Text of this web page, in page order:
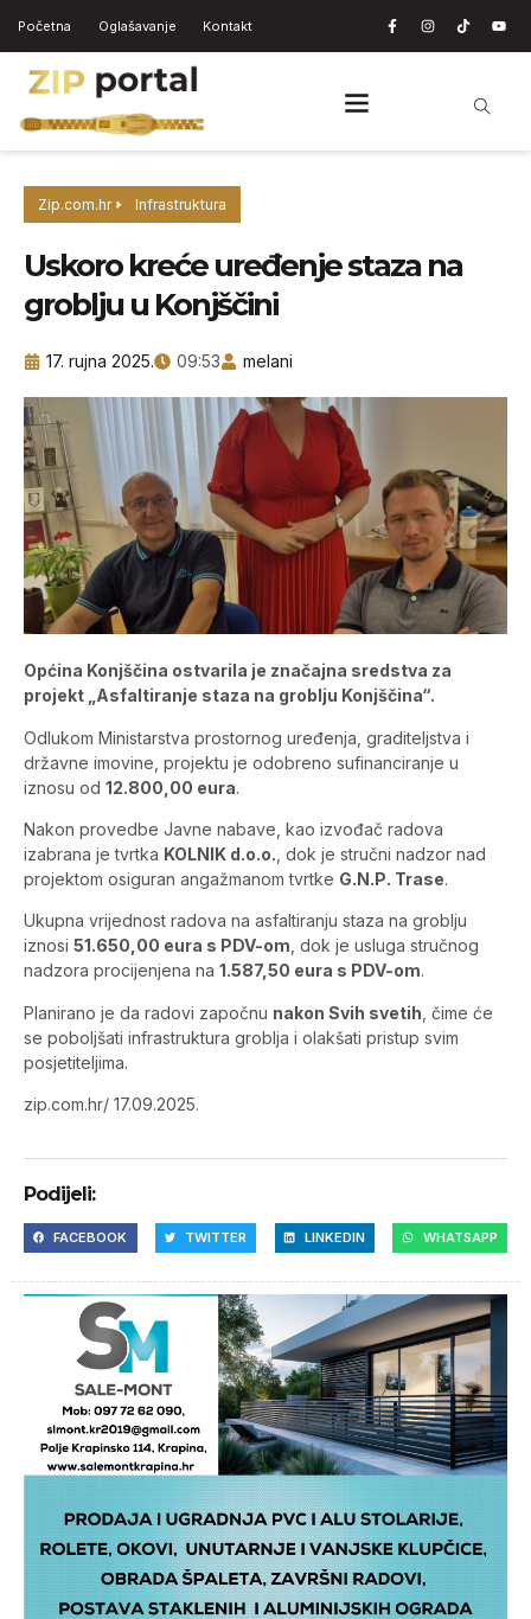
Početna Oglašavanje Kontakt
Zip.com.hr Infrastruktura
Uskoro kreće uređenje staza na
groblju u Konjščini
17. rujna 2025. 09:53 melani
Općina Konjščina ostvarila je značajna sredstva za
projekt „Asfaltiranje staza na groblju Konjščina“.
Odlukom Ministarstva prostornog uređenja, graditeljstva i
državne imovine, projektu je odobreno sufinanciranje u
iznosu od 12.800,00 eura.
Nakon provedbe Javne nabave, kao izvođač radova
izabrana je tvrtka KOLNIK d.o.o. , dok je stručni nadzor nad
projektom osiguran angažmanom tvrtke G.N.P. Trase.
Ukupna vrijednost radova na asfaltiranju staza na groblju
iznosi 51.650,00 eura s PDV-om , dok je usluga stručnog
nadzora procijenjena na 1.587,50 eura s PDV-om.
Planirano je da radovi započnu nakon Svih svetih , čime će
se poboljšati infrastruktura groblja i olakšati pristup svim
posjetiteljima.
zip.com.hr/ 17.09.2025.
Podijeli:
FACEBOOK TWITTER LINKEDIN WHATSAPP